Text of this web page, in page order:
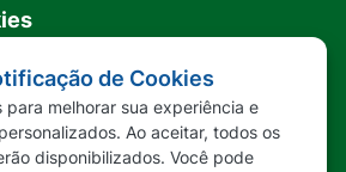
de Cookies
para melhorar sua experiência e
Ao aceitar, todos os
disponibilizados. Você pode